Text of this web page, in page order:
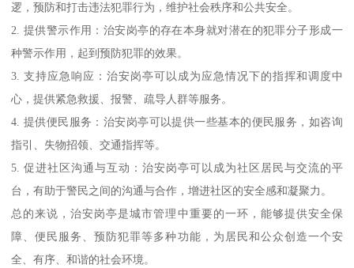
逻，预防和打击违法犯罪行为，维护社会秩序和公共安全。
2. 提供警示作用：治安岗亭的存在本身就对潜在的犯罪分子形成一
种警示作用，起到预防犯罪的效果。
3. 支持应急响应：治安岗亭可以成为应急情况下的指挥和调度中
心，提供紧急救援、报警、疏导人群等服务。
4. 提供便民服务：治安岗亭可以提供一些基本的便民服务，如咨询
指引、失物招领、交通指挥等。
5. 促进社区沟通与互动：治安岗亭可以成为社区居民与交流的平
台，有助于警民之间的沟通与合作，增进社区的安全感和凝聚力。
总的来说，治安岗亭是城市管理中重要的一环，能够提供安全保
障、便民服务、预防犯罪等多种功能，为居民和公众创造一个安
全、有序、和谐的社会环境。